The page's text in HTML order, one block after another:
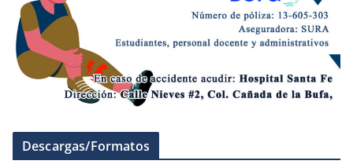
Descargas/Formatos